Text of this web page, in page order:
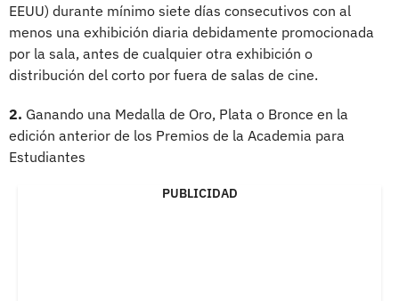
EEUU) durante mínimo siete días consecutivos con al
menos una exhibición diaria debidamente promocionada
por la sala, antes de cualquier otra exhibición o
distribución del corto por fuera de salas de cine.
2. Ganando una Medalla de Oro, Plata o Bronce en la
edición anterior de los Premios de la Academia para
Estudiantes
PUBLICIDAD